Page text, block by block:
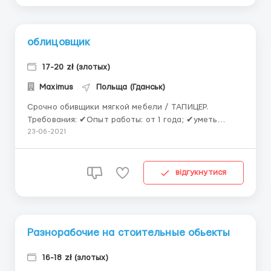
облицовщик
17-20 zł (злотых)
Maximus Польща (Гданськ)
Срочно обивщики мягкой мебели / ТАПИЦЕР.
Требования: ✔Опыт работы: от 1 года; ✔уметь
пользоваться обивочным степлером; ✔точность,
язык – понимание; ✔Возраст: до 60 лет. Условия
23-06-2021
відгукнутися
Разнорабочие на стоительные обьекты
16-18 zł (злотых)